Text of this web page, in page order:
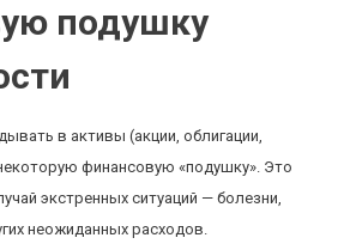
подушку
в активы (акции, облигации,
финансовую «подушку». Это
экстренных ситуаций — болезни,
неожиданных расходов.